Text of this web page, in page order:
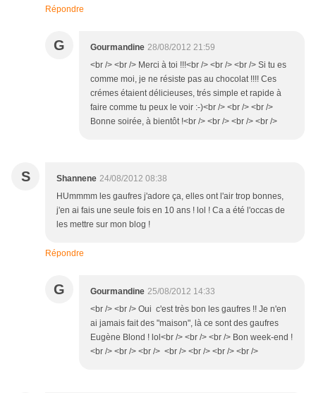
Répondre
G Gourmandine 28/08/2012 21:59
<br /> <br /> Merci à toi !!!<br /> <br /> <br /> Si tu es
comme moi, je ne résiste pas au chocolat !!!! Ces
crémes étaient délicieuses, trés simple et rapide à
faire comme tu peux le voir :-)<br /> <br /> <br />
Bonne soirée, à bientôt !<br /> <br /> <br /> <br />
S Shannene 24/08/2012 08:38
HUmmmm les gaufres j'adore ça, elles ont l'air trop bonnes,
j'en ai fais une seule fois en 10 ans ! lol ! Ca a été l'occas de
les mettre sur mon blog !
Répondre
G Gourmandine 25/08/2012 14:33
<br /> <br /> Oui c'est très bon les gaufres !! Je n'en
ai jamais fait des "maison", là ce sont des gaufres
Eugène Blond ! lol<br /> <br /> <br /> Bon week-end !
<br /> <br /> <br /> <br /> <br /> <br /> <br />